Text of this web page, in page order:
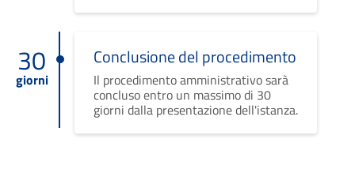
30
giorni
Conclusione del procedimento
Il procedimento amministrativo sarà
concluso entro un massimo di 30
giorni dalla presentazione dell'istanza.